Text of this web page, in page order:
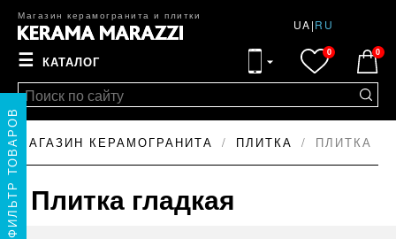
Магазин керамогранита и плитки
UA|RU
☰ КАТАЛОГ
0 0
МАГАЗИН КЕРАМОГРАНИТА ПЛИТКА ПЛИТКА
Плитка гладкая
ФИЛЬТР ТОВАРОВ